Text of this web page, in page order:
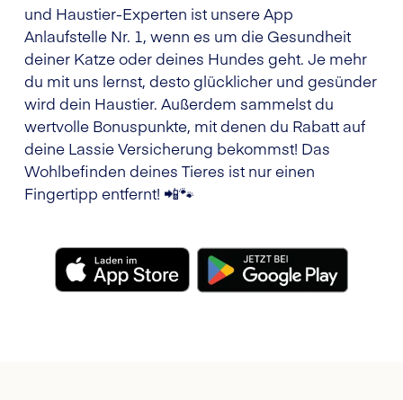
und Haustier-Experten ist unsere App
Anlaufstelle Nr. 1, wenn es um die Gesundheit
deiner Katze oder deines Hundes geht. Je mehr
du mit uns lernst, desto glücklicher und gesünder
wird dein Haustier. Außerdem sammelst du
wertvolle Bonuspunkte, mit denen du Rabatt auf
deine Lassie Versicherung bekommst! Das
Wohlbefinden deines Tieres ist nur einen
Fingertipp entfernt! 📲🐾